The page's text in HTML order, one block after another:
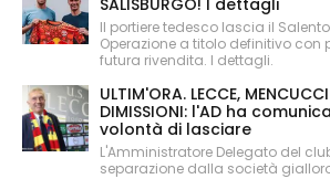
Il portiere tedesco lascia il
Operazione a titolo definitivo con
futura rivendita. I dettagli.
ULTIM'ORA. LECCE,
DIMISSIONI: l'AD ha
volontà di lasciare
L'Amministratore Delegato del
separazione dalla società